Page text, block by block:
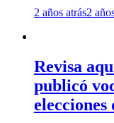
2 años atrás2
Revisa
publicó
elecciones